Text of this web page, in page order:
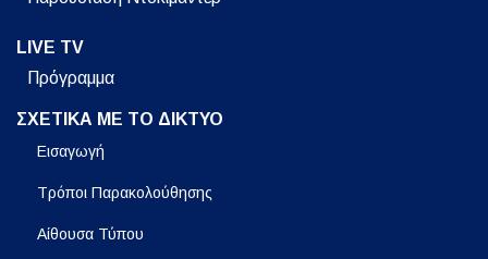
LIVE TV
Πρόγραμμα
ΣΧΕΤΙΚΑ ΜΕ ΤΟ ΔΙΚΤΥΟ
Εισαγωγή
Τρόποι Παρακολούθησης
Αίθουσα Τύπου